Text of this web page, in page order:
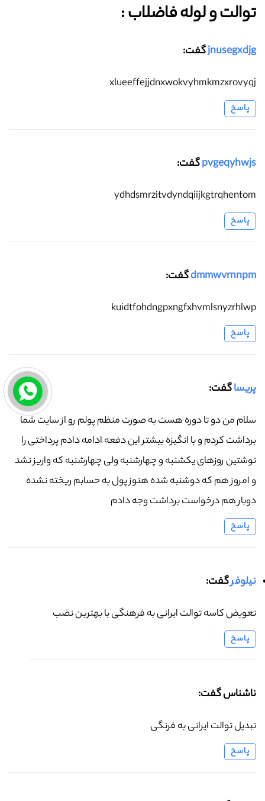
توالت و لوله فاضلاب :‌
jnusegxdjgگفت:
xlueeffejjdnxwokvyhmkmzxrovyqj
پاسخ
pvgeqyhwjsگفت:
ydhdsmrzitvdyndqiijkgtrqhentom
پاسخ
dmmwvrnnpmگفت:
kuidtfohdngpxngfxhvmlsnyzrhlwp
پاسخ
پریساگفت:
سلام من دو تا دوره هست به صورت منظم پولم رو از سایت شما
برداشت کردم و با انگیزه بیشتر این دفعه ادامه دادم پرداختی را
نوشتین روزهای یکشنبه و چهارشنبه ولی چهارشنبه که واریز نشد
و امروز هم که دوشنبه شده هنوز پول به حسابم ریخته نشده
دوبار هم درخواست برداشت وجه دادم
پاسخ
نیلوفرگفت:
تعویض کاسه توالت ایرانی به فرهنگی با بهترین نضب
پاسخ
ناشناس گفت:
تبدیل توالت ایرانی به فرنگی
پاسخ